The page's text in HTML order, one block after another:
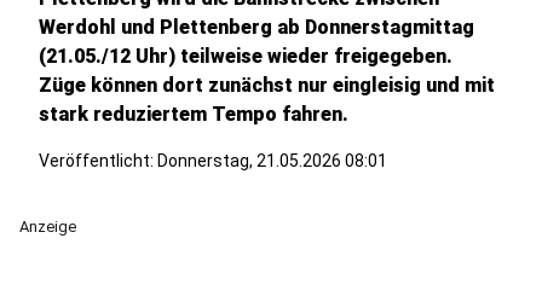
Werdohl und Plettenberg ab Donnerstagmittag
(21.05./12 Uhr) teilweise wieder freigegeben.
Züge können dort zunächst nur eingleisig und mit
stark reduziertem Tempo fahren.
Veröffentlicht: Donnerstag, 21.05.2026 08:01
Anzeige